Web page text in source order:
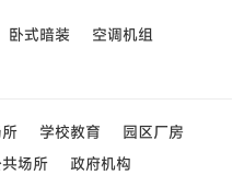
卧式暗装
空调机组
学校教育
园区厂房
场所
政府机构